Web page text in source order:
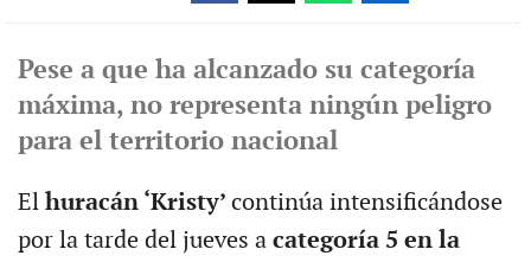
Pese a que ha alcanzado su categoría
máxima, no representa ningún peligro
para el territorio nacional
El huracán ‘Kristy’ continúa intensificándose
por la tarde del jueves a categoría 5 en la